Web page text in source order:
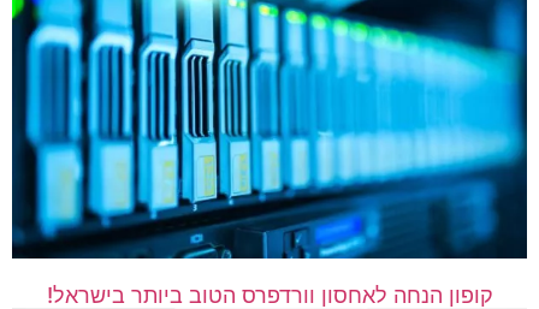
קופון הנחה לאחסון וורדפרס הטוב ביותר בישראל!